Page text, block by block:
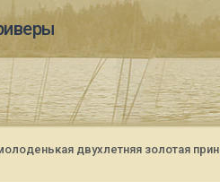
двухлетняя золотая